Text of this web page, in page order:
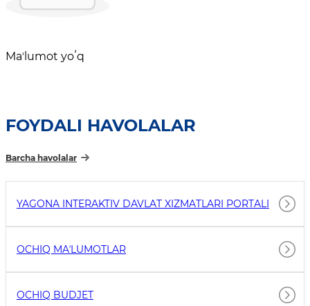
Maʼlumot yoʻq
FOYDALI HAVOLALAR
Barcha havolalar
YAGONA INTERAKTIV DAVLAT XIZMATLARI PORTALI
OCHIQ MAʼLUMOTLAR
OCHIQ BUDJET